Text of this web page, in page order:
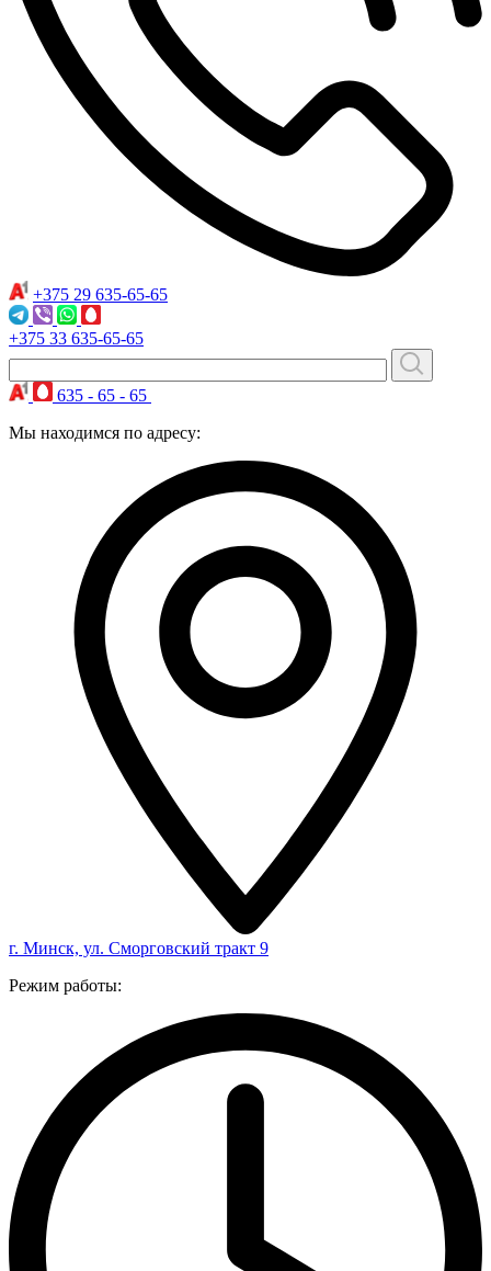
+375 29 635-65-65
+375 33 635-65-65
635 - 65 - 65
Мы находимся по адресу:
г. Минск, ул. Сморговский тракт 9
Режим работы: